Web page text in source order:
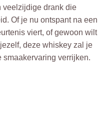
veelzijdige drank die
Of je nu ontspant na een
viert, of gewoon wilt
deze whiskey zal je
verrijken.